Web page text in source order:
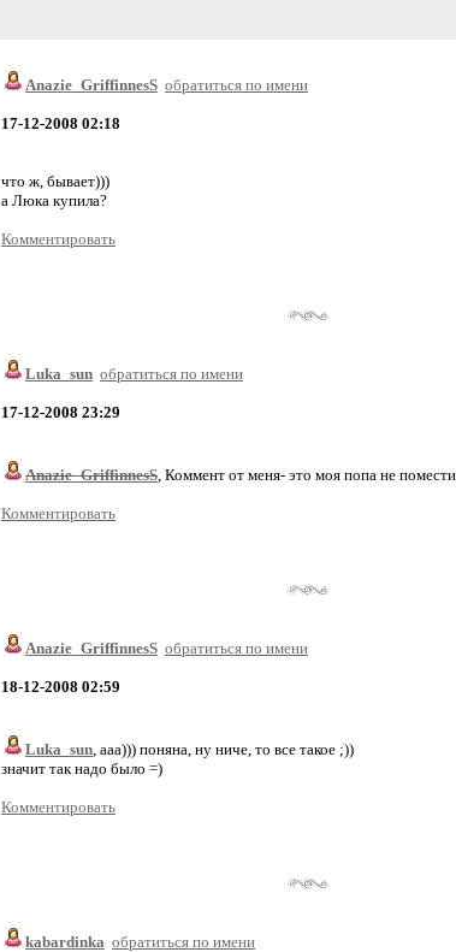
Anazie_GriffinnesS обратиться по имени
17-12-2008 02:18
что ж, бывает)))
а Люка купила?
Комментировать
Luka_sun обратиться по имени
17-12-2008 23:29
Anazie_GriffinnesS, Коммент от меня- это моя попа не
Комментировать
Anazie_GriffinnesS обратиться по имени
18-12-2008 02:59
Luka_sun, ааа))) поняна, ну ниче, то все такое ;))
значит так надо было =)
Комментировать
kabardinka обратиться по имени